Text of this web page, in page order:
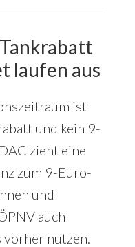
laufen aus
ist
und kein 9-
zieht eine
zum 9-Euro-
und
auch
nutzen.